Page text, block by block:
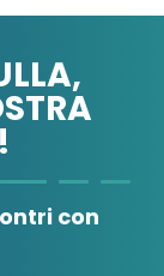
con